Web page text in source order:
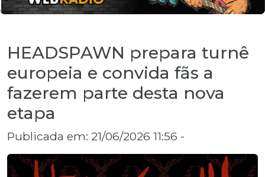
HEADSPAWN prepara turnê
europeia e convida fãs a
fazerem parte desta nova
etapa
Publicada em: 21/06/2026 11:56 -